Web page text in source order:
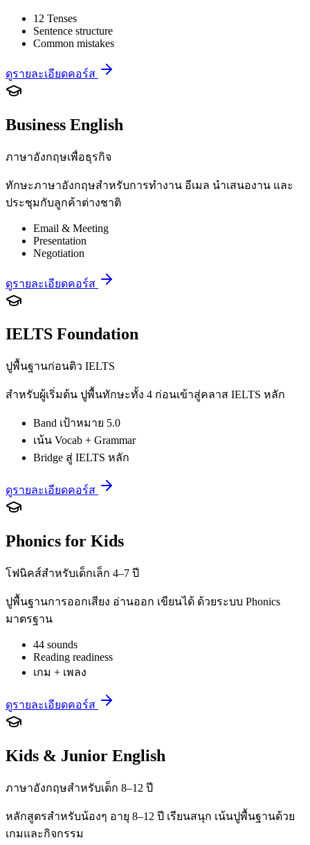
12 Tenses
Sentence structure
Common mistakes
ดูรายละเอียดคอร์ส
Business English
ภาษาอังกฤษเพื่อธุรกิจ
ทักษะภาษาอังกฤษสำหรับการทำงาน อีเมล นำเสนองาน และ
ประชุมกับลูกค้าต่างชาติ
Email & Meeting
Presentation
Negotiation
ดูรายละเอียดคอร์ส
IELTS Foundation
ปูพื้นฐานก่อนติว IELTS
สำหรับผู้เริ่มต้น ปูพื้นทักษะทั้ง 4 ก่อนเข้าสู่คลาส IELTS หลัก
Band เป้าหมาย 5.0
เน้น Vocab + Grammar
Bridge สู่ IELTS หลัก
ดูรายละเอียดคอร์ส
Phonics for Kids
โฟนิคส์สำหรับเด็กเล็ก 4–7 ปี
ปูพื้นฐานการออกเสียง อ่านออก เขียนได้ ด้วยระบบ Phonics
มาตรฐาน
44 sounds
Reading readiness
เกม + เพลง
ดูรายละเอียดคอร์ส
Kids & Junior English
ภาษาอังกฤษสำหรับเด็ก 8–12 ปี
หลักสูตรสำหรับน้องๆ อายุ 8–12 ปี เรียนสนุก เน้นปูพื้นฐานด้วย
เกมและกิจกรรม